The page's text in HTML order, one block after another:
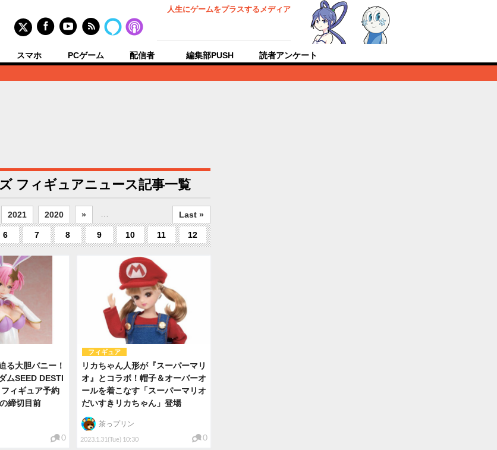
人生にゲームをプラスするメディア
スマホ PCゲーム 配信者 編集部PUSH 読者アンケート
フィギュアニュース記事一覧
2021 2020 » Last »
6 7 8 9 10 11 12
る大胆バニー！
ムSEED DESTI
ィギュア予約
締切目前
0
フィギュア
リカちゃん人形が『スーパーマリ
オ』とコラボ！帽子＆オーバーオ
ールを着こなす「スーパーマリオ
だいすきリカちゃん」登場
2023.1.31(Tue) 10:30
茶っプリン
0